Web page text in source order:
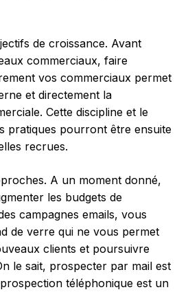
de croissance. Avant
commerciaux, faire
vos commerciaux permet
et directement la
Cette discipline et le
pratiques pourront être ensuite
recrues.
A un moment donné,
les budgets de
campagnes emails, vous
de verre qui ne vous permet
clients et poursuivre
le sait, prospecter par mail est
téléphonique est un